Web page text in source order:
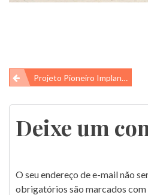
Navegação
de
Post
Projeto Pioneiro Implanta Microchips Em Tartarugas No Atol Das Rocas
Deixe um
O seu endereço de e-mail não
obrigatórios são marcados com